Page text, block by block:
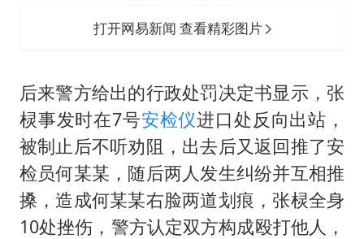
打开网易新闻 查看精彩图片
后来警方给出的行政处罚决定书显示，张
棂事发时在7号安检仪进口处反向出站，
被制止后不听劝阻，出去后又返回推了安
检员何某某，随后两人发生纠纷并互相推
搡，造成何某某右脸两道划痕，张棂全身
10处挫伤，警方认定双方构成殴打他人，